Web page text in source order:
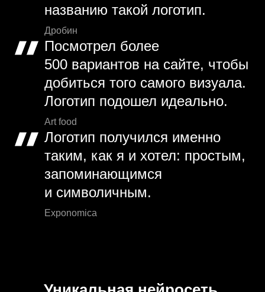
названию такой логотип.
Дробин
Посмотрел более
500 вариантов на сайте, чтобы
добиться того самого визуала.
Логотип подошел идеально.
Art food
Логотип получился именно
таким, как я и хотел: простым,
запоминающимся
и символичным.
Exponomica